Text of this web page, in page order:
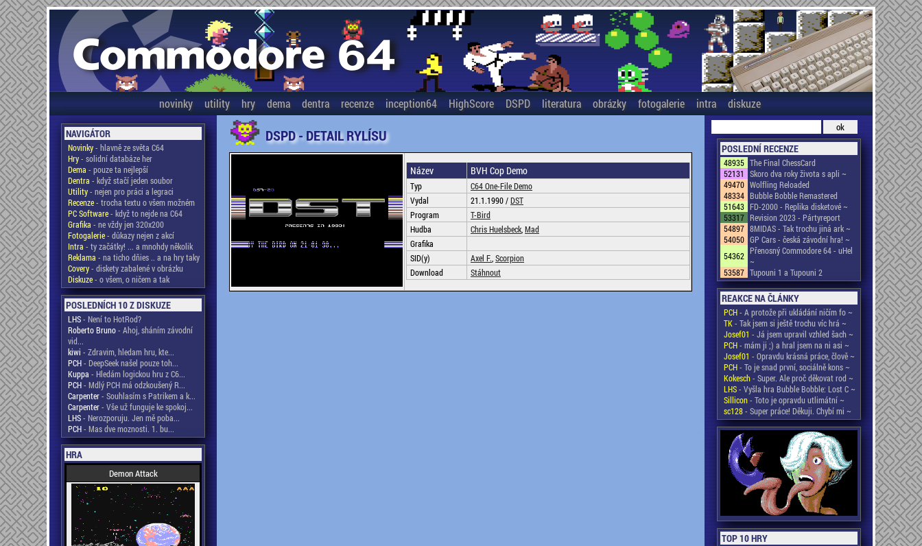
novinky utility hry dema dentra recenze inception64 HighScore DSPD literatura obrázky fotogalerie intra diskuze
NAVIGÁTOR
Novinky- hlavně ze světa C64
Hry- solidní databáze her
Dema - pouze ta nejlepší
Dentra - když stačí jeden soubor
Utility- nejen pro práci a legraci
Recenze- trocha textu o všem možném
PC Software- když to nejde na C64
Grafika - ne vždy jen 320x200
Fotogalerie- důkazy nejen z akcí
Intra - ty začátky! ... a mnohdy několik
Reklama - na ticho dňies .. a na hry taky
Covery- diskety zabalené v obrázku
Diskuze- o všem, o ničem a tak
POSLEDNÍCH 10 Z DISKUZE
LHS- Není to HotRod?
Roberto Bruno- Ahoj, sháním závodní
vid...
kiwi - Zdravim, hledam hru, kte...
PCH- DeepSeek našel pouze toh...
Kuppa - Hledám logickou hru z C6...
PCH- Mdlý PCH má odzkoušený R...
Carpenter- Souhlasím s Patrikem a k...
Carpenter- Vše už funguje ke spokoj...
LHS- Nerozporuju. Jen mě poba...
PCH- Mas dve moznosti. 1. bu...
HRA
Demon Attack
DSPD - DETAIL RYLÍSU
Název BVH Cop Demo
Typ
C64 One-File Demo
Vydal
21.1.1990 /DST
Program
T-Bird
Hudba
Chris Huelsbeck Mad
Grafika
SID(y)
Axel F. Scorpion
Download
Stáhnout
POSLEDNÍ RECENZE
48935 The Final ChessCard
52131
Skoro dva roky života s apli ~
49470 Wolfling Reloaded
48334 Bubble Bobble Remastered
51643 FD-2000 - Replika disketové ~
53317 Revision 2023 - Pártyreport
54897 8MIDAS - Tak trochu jiná ark ~
54050 GP Cars - česká závodní hra! ~
54362 Přenosný Commodore 64 - uHel
~
53587 Tupouni 1 a Tupouni 2
REAKCE NA ČLÁNKY
PCH- A protože při ukládání ničím fo ~
TK- Tak jsem si ještě trochu víc hrá ~
Josef01 - Já jsem upravil vzhled šach ~
PCH- mám ji ;) a hral jsem na ni asi ~
Josef01 - Opravdu krásná práce, člově ~
PCH- To je snad první, sociálně kons ~
Kokesch- Super. Ale proč děkovat rod ~
LHS- Vyšla hra Bubble Bobble: Lost C ~
Sillicon- Toto je opravdu utlimátní ~
sc128- Super práce! Děkuji. Chybí mi ~
TOP 10 HRY